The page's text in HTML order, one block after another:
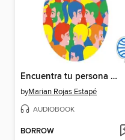
Encuentra tu persona vitamina
byMarian Rojas Estapé
AUDIOBOOK
BORROW